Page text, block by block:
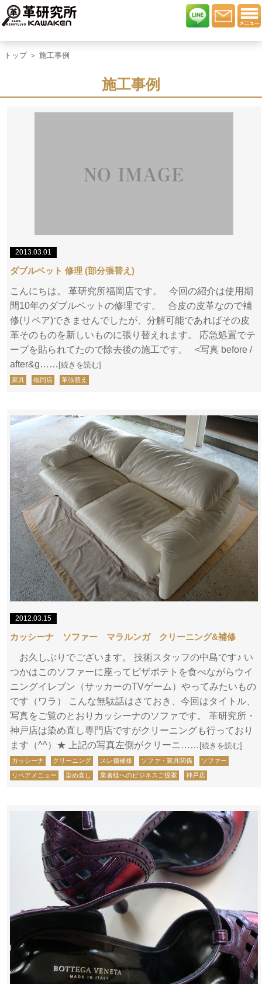
トップ＞ 施工事例
施工事例
2013.03.01
ダブルベット 修理 (部分張替え)
こんにちは。 革研究所福岡店です。 今回の紹介は使用期
間10年のダブルベットの修理です。 合皮の皮革なので補
修(リペア)できませんでしたが、分解可能であればその皮
革そのものを新しいものに張り替えれます。 応急処置でテ
ープを貼られてたので除去後の施工です。 <写真 before /
after&g…… [続きを読む]
家具 福岡店 革張替え
2012.03.15
カッシーナ ソファー マラルンガ クリーニング&補修
お久しぶりでございます。 技術スタッフの中島です♪ い
つかはこのソファーに座ってピザポテトを食べながらウイ
ニングイレブン（サッカーのTVゲーム）やってみたいもの
です（ワラ） こんな無駄話はさておき、今回はタイトル、
写真をご覧のとおりカッシーナのソファです。 革研究所・
神戸店は染め直し専門店ですがクリーニングも行っており
ます（^^）★ 上記の写真左側がクリーニ…… [続きを読む]
カッシーナ クリーニング スレ傷補修 ソファ・家具関係 ソファー
リペアメニュー 染め直し 業者様へのビジネスご提案 神戸店